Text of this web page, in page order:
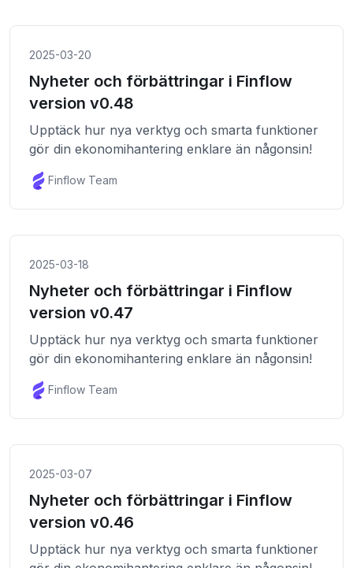
2025-03-20
Nyheter och förbättringar i Finflow
version v0.48
Upptäck hur nya verktyg och smarta funktioner
gör din ekonomihantering enklare än någonsin!
Finflow Team
2025-03-18
Nyheter och förbättringar i Finflow
version v0.47
Upptäck hur nya verktyg och smarta funktioner
gör din ekonomihantering enklare än någonsin!
Finflow Team
2025-03-07
Nyheter och förbättringar i Finflow
version v0.46
Upptäck hur nya verktyg och smarta funktioner